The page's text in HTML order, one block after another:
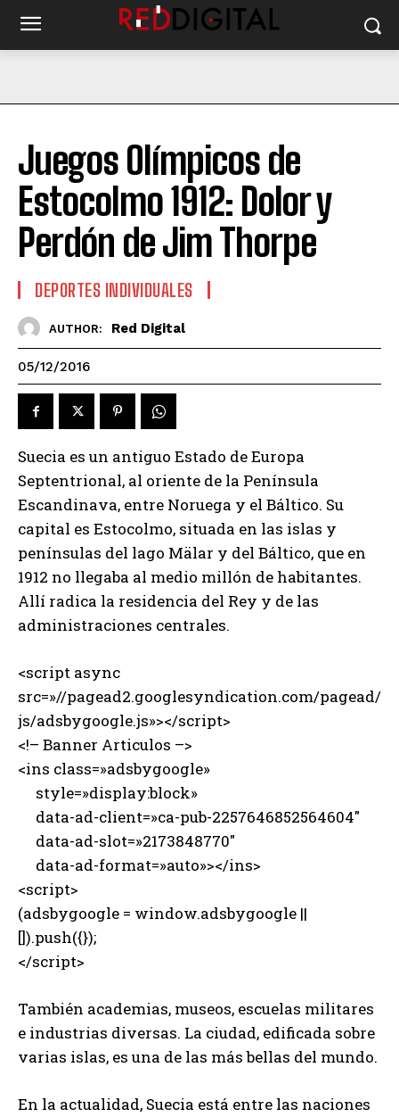
Juegos Olímpicos de
Estocolmo 1912: Dolor y
Perdón de Jim Thorpe
DEPORTES INDIVIDUALES
AUTHOR: Red Digital
05/12/2016
Suecia es un antiguo Estado de Europa
Septentrional, al oriente de la Península
Escandinava, entre Noruega y el Báltico. Su
capital es Estocolmo, situada en las islas y
penínsulas del lago Mälar y del Báltico, que en
1912 no llegaba al medio millón de habitantes.
Allí radica la residencia del Rey y de las
administraciones centrales.
<script async
src=»//pagead2.googlesyndication.com/pagead/
js/adsbygoogle.js»></script>
<!– Banner Articulos –>
<ins class=»adsbygoogle»
style=»display:block»
data-ad-client=»ca-pub-2257646852564604″
data-ad-slot=»2173848770″
data-ad-format=»auto»></ins>
<script>
(adsbygoogle = window.adsbygoogle ||
[]).push({});
</script>
También academias, museos, escuelas militares
e industrias diversas. La ciudad, edificada sobre
varias islas, es una de las más bellas del mundo.
En la actualidad, Suecia está entre las naciones